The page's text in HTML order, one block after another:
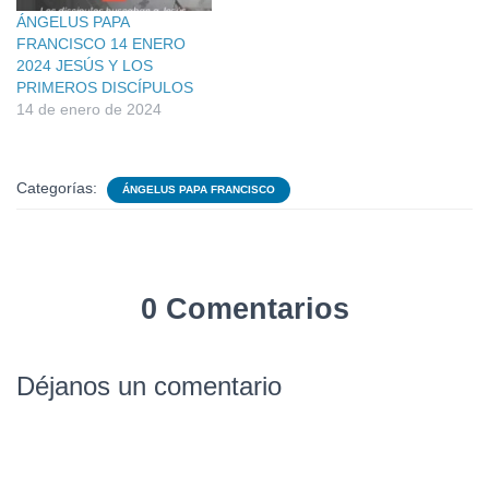
ÁNGELUS PAPA
FRANCISCO 14 ENERO
2024 JESÚS Y LOS
PRIMEROS DISCÍPULOS
14 de enero de 2024
Categorías: ÁNGELUS PAPA FRANCISCO
0 Comentarios
Déjanos un comentario